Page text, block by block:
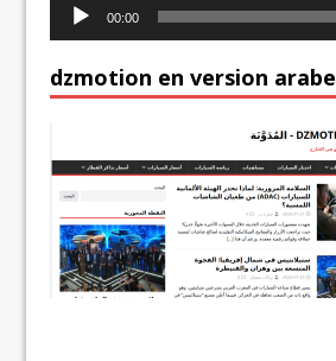
00:00
dzmotion en version arabe